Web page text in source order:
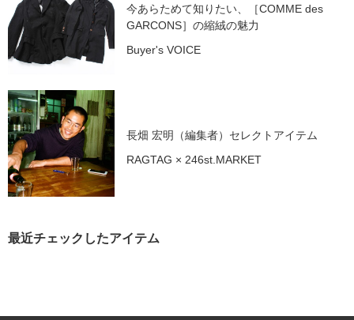
今あらためて知りたい、［COMME des
GARCONS］の縮絨の魅力
Buyer's VOICE
長畑 宏明（編集者）セレクトアイテム
RAGTAG × 246st.MARKET
最近チェックしたアイテム